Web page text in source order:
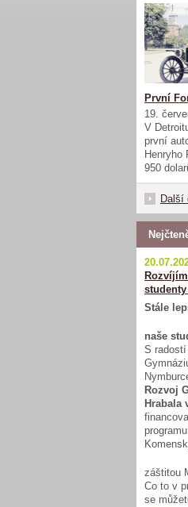
První
19.
V
první
Henryho
950
Další
Stále
naše
S
Rozvoj
Hrabala
záštitou
Co to v
se